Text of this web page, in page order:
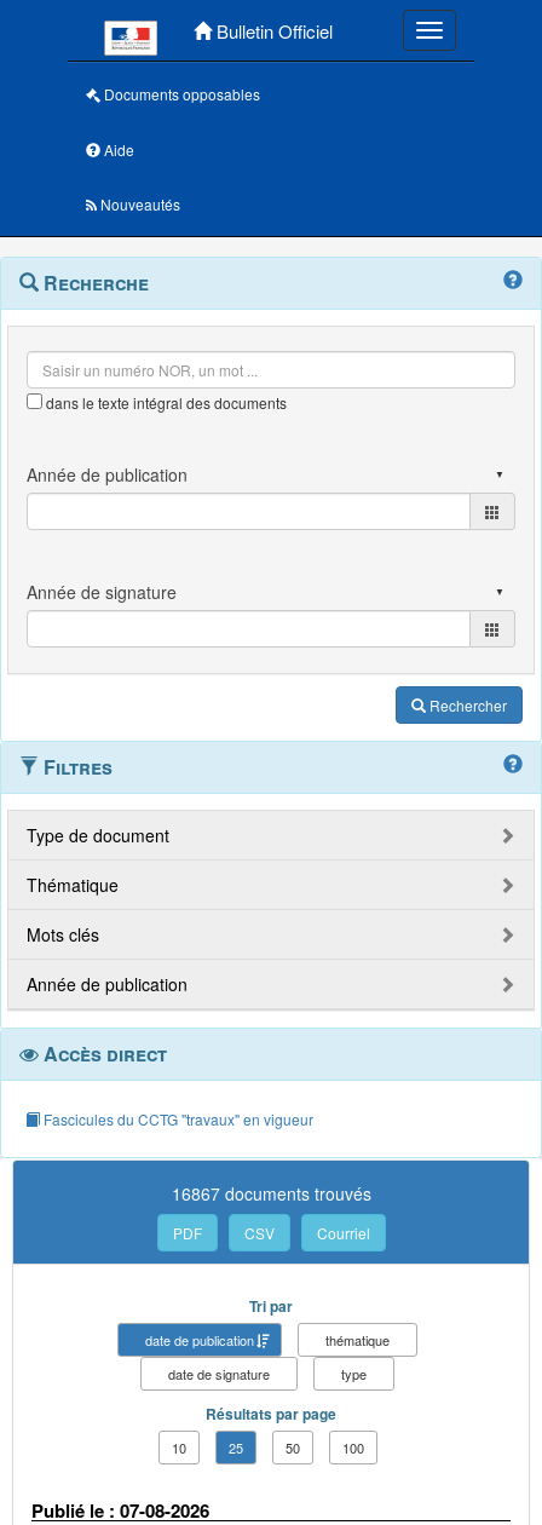
Bulletin Officiel Toggle
Documents opposables
Aide
Nouveautés
Navigation
outils
Menu
contextuel
Recherche
dans le texte intégral des documents
Rechercher
Filtres
Type de document
Thématique
Mots clés
Année de publication
Accès direct
Fascicules du CCTG "travaux" en vigueur
16867 documents trouvés
PDF CSV Courriel
Tri par
date de publication
thématique
date de signature
type
Résultats par page
10 25 50 100
Publié le : 07-08-2026